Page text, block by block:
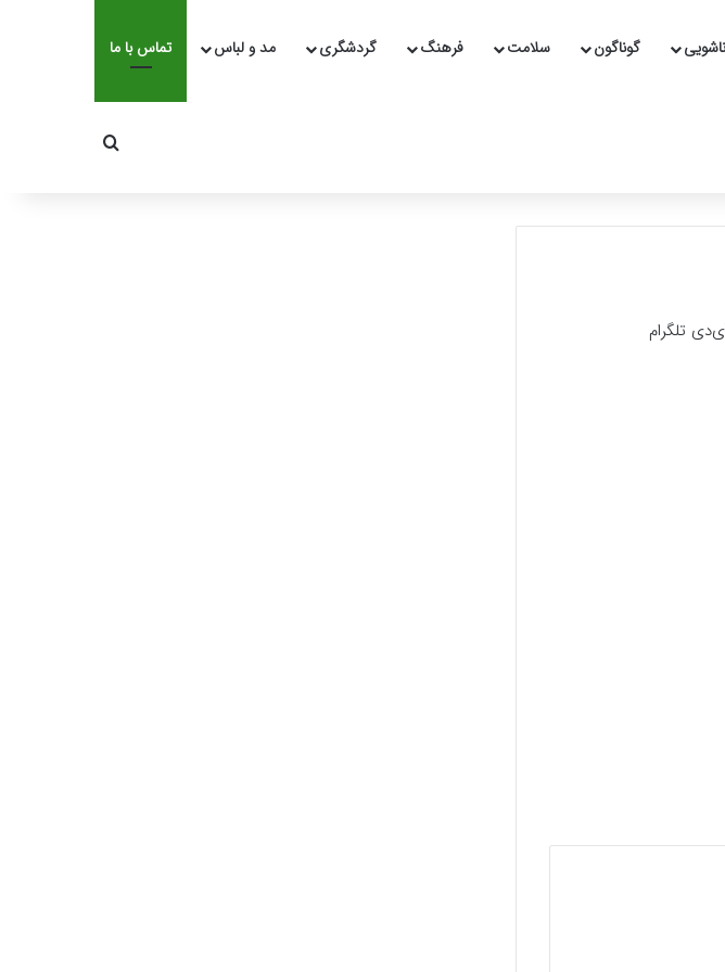
گوناگون سلامت فرهنگ گردشگری مد و لباس تماس با ما
جستجو برای
تلگرام